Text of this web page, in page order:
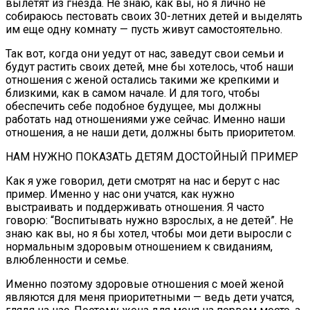
вылетят из гнезда. Не знаю, как вы, но я лично не
собираюсь пестовать своих 30-летних детей и выделять
им еще одну комнату — пусть живут самостоятельно.
Так вот, когда они уедут от нас, заведут свои семьи и
будут растить своих детей, мне бы хотелось, чтоб наши
отношения с женой остались такими же крепкими и
близкими, как в самом начале. И для того, чтобы
обеспечить себе подобное будущее, мы должны
работать над отношениями уже сейчас. Именно наши
отношения, а не наши дети, должны быть приоритетом.
НАМ НУЖНО ПОКАЗАТЬ ДЕТЯМ ДОСТОЙНЫЙ ПРИМЕР
Как я уже говорил, дети смотрят на нас и берут с нас
пример. Именно у нас они учатся, как нужно
выстраивать и поддерживать отношения. Я часто
говорю: “Воспитывать нужно взрослых, а не детей”. Не
знаю как вы, но я бы хотел, чтобы мои дети выросли с
нормальным здоровым отношением к свиданиям,
влюбленности и семье.
Именно поэтому здоровые отношения с моей женой
являются для меня приоритетными — ведь дети учатся,